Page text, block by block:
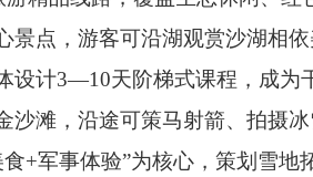
景点， 游客可沿湖观赏沙湖相依
设计3—10天阶梯式课程， 成为
沙滩， 沿途可策马射箭、 拍摄冰
+军事体验”为核心，策划雪地